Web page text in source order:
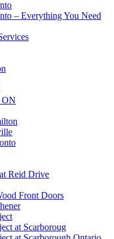
– Everything You Need
ON
Reid Drive
Front Doors
at Scarboroug